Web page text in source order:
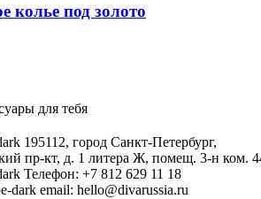
колье под золото
для тебя
195112, город Санкт-Петербург,
пр-кт, д. 1 литера Ж, помещ. 3-н ком.
Телефон: +7 812 629 11 18
email: hello@divarussia.ru